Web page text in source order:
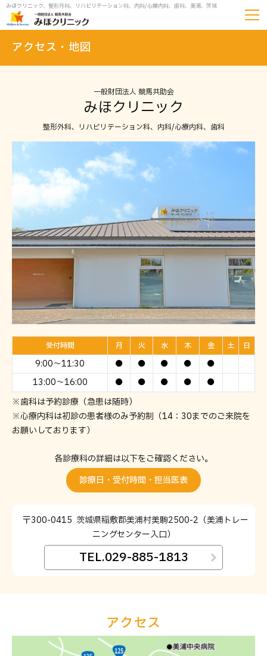
みほクリニック、整形外科、リハビリテーション科、内科/心療内科、歯科、美浦、茨城
アクセス・地図
一般財団法人 競馬共助会
みほクリニック
整形外科、リハビリテーション科、内科/心療内科、歯科
受付時間 月 火 水 木 金 土 日
9:00～11:30 ● ● ● ●
●
13:00～16:00
● ● ● ●
●
※歯科は予約診療（急患は随時）
※心療内科は初診の患者様のみ予約制（14：30までのご来院を
お願いしております）
各診療科の詳細は以下をご確認ください。
診療日・受付時間・担当医表
〒300-0415 茨城県稲敷郡美浦村美駒2500-2 （美浦トレー
ニングセンター入口）
TEL.029-885-1813
アクセス